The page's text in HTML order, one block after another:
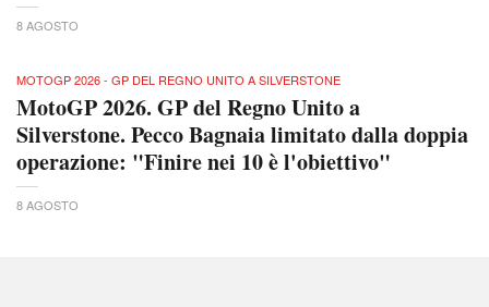
8 AGOSTO
MOTOGP 2026 - GP DEL REGNO UNITO A SILVERSTONE
MotoGP 2026. GP del Regno Unito a
Silverstone. Pecco Bagnaia limitato dalla doppia
operazione: "Finire nei 10 è l'obiettivo"
8 AGOSTO